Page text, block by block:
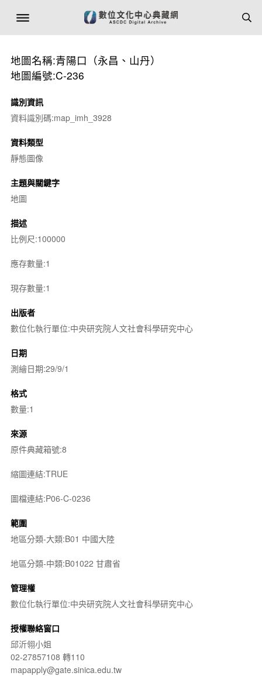
地圖名稱:青陽口（永昌、山丹）
地圖編號:C-236
識別資訊
資料識別碼:map_imh_3928
資料類型
靜態圖像
主題與關鍵字
地圖
描述
比例尺:100000
應存數量:1
現存數量:1
出版者
數位化執行單位:中央研究院人文社會科學研究中心
日期
測繪日期:29/9/1
格式
數量:1
來源
原件典藏箱號:8
縮圖連結:TRUE
圖檔連結:P06-C-0236
範圍
地區分類-大類:B01 中國大陸
地區分類-中類:B01022 甘肅省
管理權
數位化執行單位:中央研究院人文社會科學研究中心
授權聯絡窗口
邱沂翎小姐
02-27857108 轉110
mapapply@gate.sinica.edu.tw